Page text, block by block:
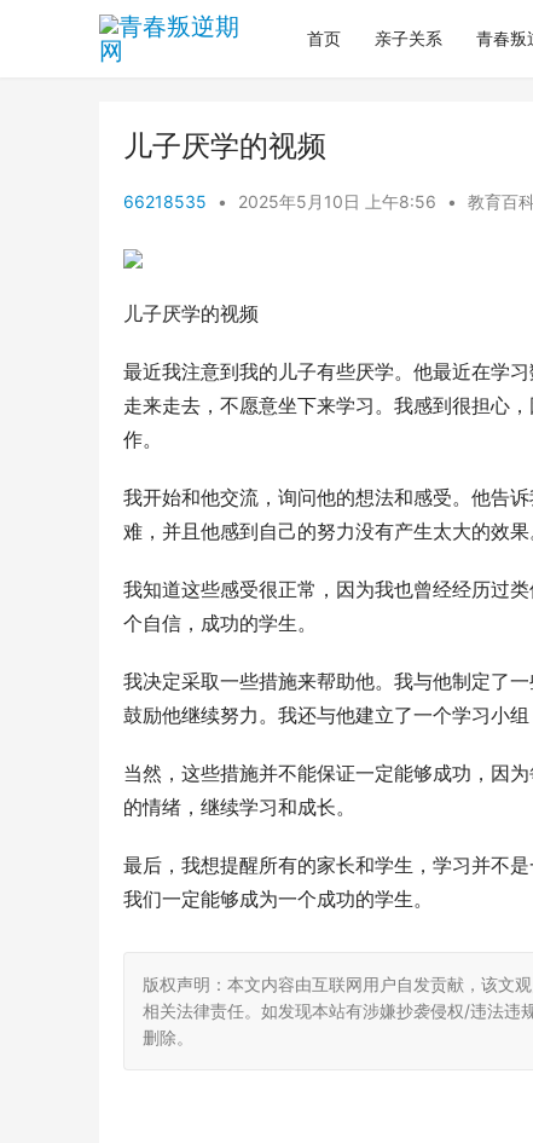
首页 亲子关系 青春叛
儿子厌学的视频
66218535 • 2025年5月10日 上午8:56 • 教育百
儿子厌学的视频
最近我注意到我的儿子有些厌学。他最近在学
走来走去，不愿意坐下来学习。我感到很担心
作。
我开始和他交流，询问他的想法和感受。他告
难，并且他感到自己的努力没有产生太大的效
我知道这些感受很正常，因为我也曾经经历过
个自信，成功的学生。
我决定采取一些措施来帮助他。我与他制定了
鼓励他继续努力。我还与他建立了一个学习小
当然，这些措施并不能保证一定能够成功，因
的情绪，继续学习和成长。
最后，我想提醒所有的家长和学生，学习并不
我们一定能够成为一个成功的学生。
版权声明：本文内容由互联网用户自发贡献，该文
相关法律责任。如发现本站有涉嫌抄袭侵权/违法
删除。